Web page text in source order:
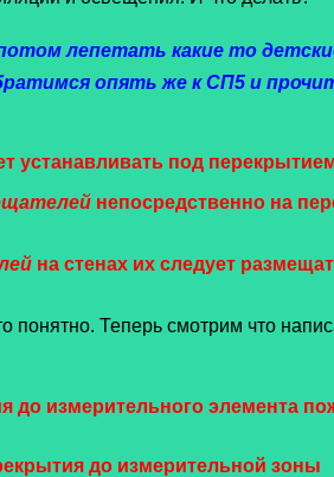
лепетать какие то
опять же к СП5 и
устанавливать под
непосредственно на
на стенах их следует
понятно. Теперь смотрим что
до измерительного элемента
до измерительной зоны